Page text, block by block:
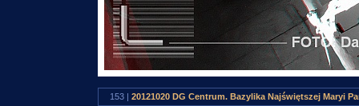
153 | 20121020 DG Centrum. Bazylika Najświętszej Maryi